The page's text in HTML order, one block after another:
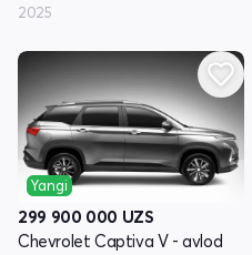
2025
Yangi
299 900 000 UZS
Chevrolet Captiva V - avlod